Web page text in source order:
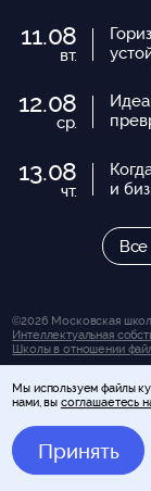
11.08
вт.
12.08
ср.
13.08
чт.
и
©2026 Московская
Интеллектуальная
Школы в отношении
справочный характер и
определяемой
подробной информации
обратиться к
Мы используем файлы
нами, вы соглашаетесь
Принять